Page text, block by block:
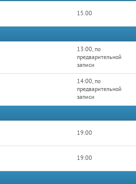
15.00
13:00, по
предварительной
записи
14:00, по
предварительной
записи
19:00
19:00